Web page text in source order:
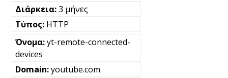
3 μήνες
HTTP
yt-remote-connected-
devices
youtube.com